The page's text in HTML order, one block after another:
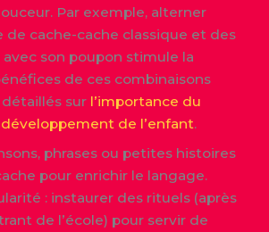
Par exemple, alterner
de cache-cache classique et des
son poupon stimule la
de ces combinaisons
sur l’importance du
de l’enfant.
phrases ou petites histoires
pour enrichir le langage.
: instaurer des rituels (après
de l’école) pour servir de